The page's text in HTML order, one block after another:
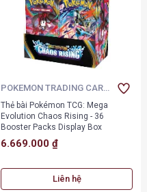
POKEMON TRADING CARD
GAME
Thẻ bài Pokémon TCG: Mega
Evolution Chaos Rising - 36
Booster Packs Display Box
6.669.000 ₫
Liên hệ